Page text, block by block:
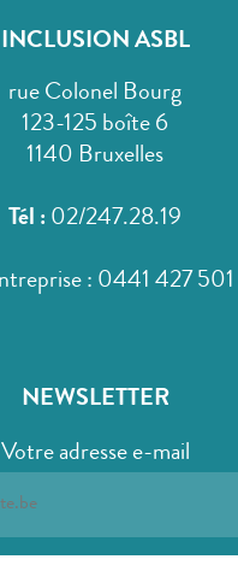
INCLUSION ASBL
rue Colonel Bourg
123-125 boîte 6
1140 Bruxelles
Tél : 02/247.28.19
: 0441 427 501
NEWSLETTER
Votre adresse e-mail